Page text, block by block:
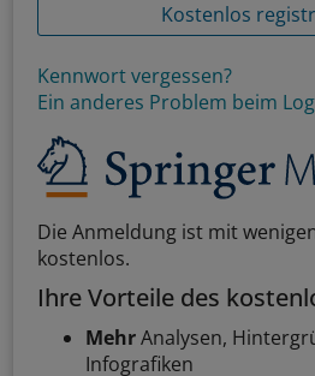
Kostenlos
Kennwort vergessen?
Ein anderes Problem beim
Die Anmeldung ist mit
kostenlos.
Ihre Vorteile des
MehrAnalysen,
Infografiken